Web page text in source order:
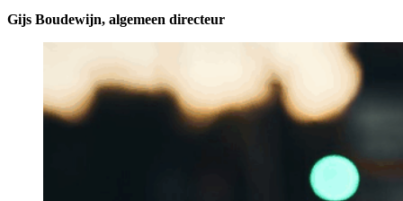
Gijs Boudewijn, algemeen directeur